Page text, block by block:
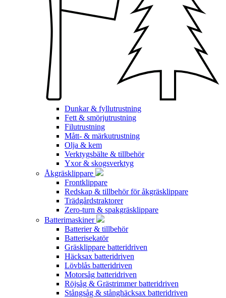
Dunkar & fyllutrustning
Fett & smörjutrustning
Filutrustning
Mått- & märkutrustning
Olja & kem
Verktygsbälte & tillbehör
Yxor & skogsverktyg
Åkgräsklippare
Frontklippare
Redskap & tillbehör för åkgräsklippare
Trädgårdstraktorer
Zero-turn & spakgräsklippare
Batterimaskiner
Batterier & tillbehör
Batterisekatör
Gräsklippare batteridriven
Häcksax batteridriven
Lövblås batteridriven
Motorsåg batteridriven
Röjsåg & Grästrimmer batteridriven
Stångsåg & stånghäcksax batteridriven